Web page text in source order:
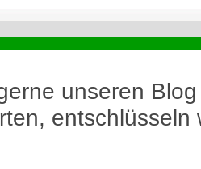
unseren
entschlüsseln